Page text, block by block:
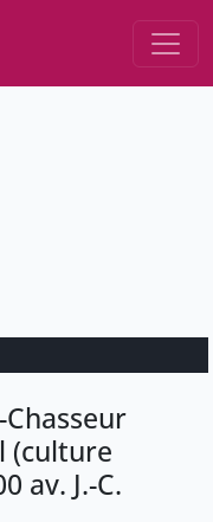
(culture
av. J.-C.